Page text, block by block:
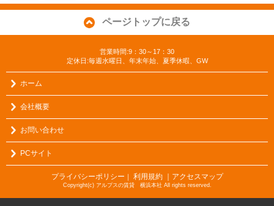
ページトップに戻る
営業時間:9：30～17：30
定休日:毎週水曜日、年末年始、夏季休暇、GW
ホーム
会社概要
お問い合わせ
PCサイト
プライバシーポリシー 利用規約 ｜アクセスマップ
Copyright(c) アルプスの賃貸 横浜本社 All rights reserved.